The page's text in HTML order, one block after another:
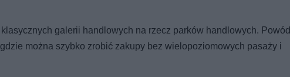
galerii handlowych na rzecz parków handlowych. Powód
można szybko zrobić zakupy bez wielopoziomowych pasaży i